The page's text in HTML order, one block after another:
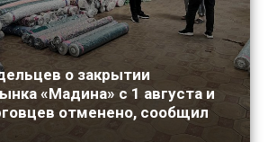
о закрытии
«Мадина» с 1 августа и
отменено, сообщил